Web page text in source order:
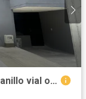
casa en arriendo en villa del rosario, anillo vial oriental. Cod A6110